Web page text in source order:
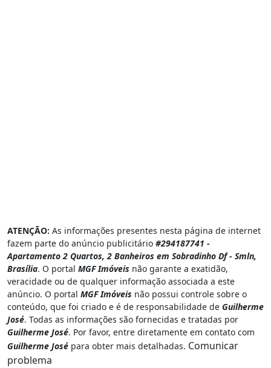
ATENÇÃO: As informações presentes nesta página de internet
fazem parte do anúncio publicitário #294187741 -
Apartamento 2 Quartos, 2 Banheiros em Sobradinho Df - Smln,
Brasília. O portal MGF Imóveis não garante a exatidão,
veracidade ou de qualquer informação associada a este
anúncio. O portal MGF Imóveis não possui controle sobre o
conteúdo, que foi criado e é de responsabilidade de Guilherme
José. Todas as informações são fornecidas e tratadas por
Guilherme José. Por favor, entre diretamente em contato com
Guilherme José para obter mais detalhadas. Comunicar
problema